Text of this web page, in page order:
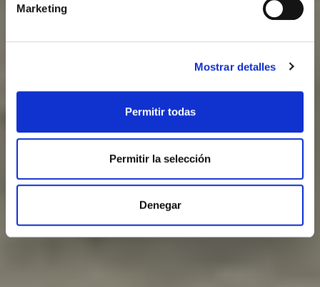
Marketing
Mostrar detalles
Permitir todas
Permitir la selección
Denegar